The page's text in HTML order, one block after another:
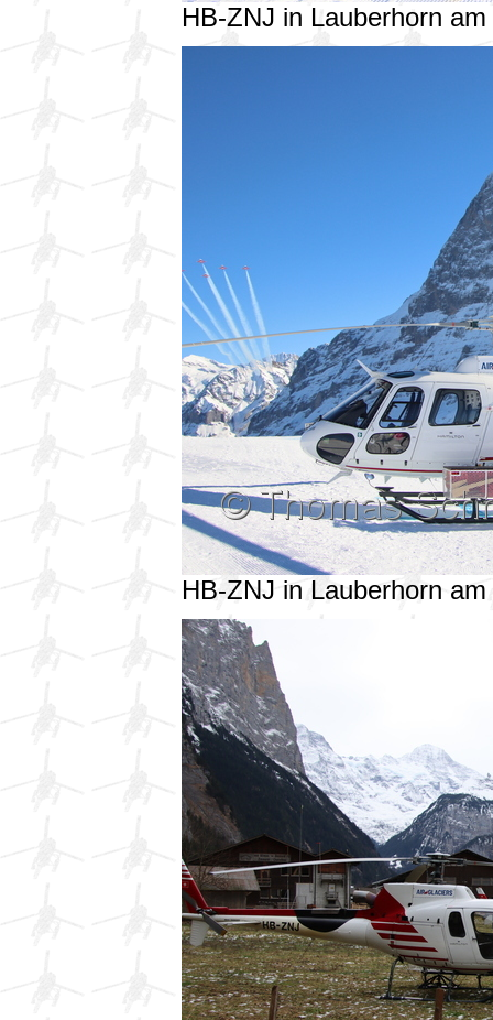
HB-ZNJ in Lauberhorn
HB-ZNJ in Lauberhorn